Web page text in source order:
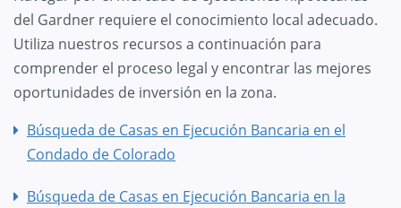
del Gardner requiere el conocimiento local adecuado.
Utiliza nuestros recursos a continuación para
comprender el proceso legal y encontrar las mejores
oportunidades de inversión en la zona.
Búsqueda de Casas en Ejecución Bancaria en el
Condado de Colorado
Búsqueda de Casas en Ejecución Bancaria en la